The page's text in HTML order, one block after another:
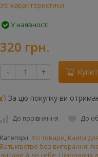
Усі характеристики
У наявності
320 грн.
- +
За цю покупку ви
До порівняння До
Категорії: Усі товари, Книги
Батьківство без вигорання:
дитини й до себе, Цінопадна